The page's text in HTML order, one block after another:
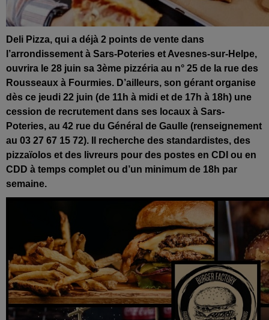
Deli Pizza, qui a déjà 2 points de vente dans
l’arrondissement à Sars-Poteries et Avesnes-sur-Helpe,
ouvrira le 28 juin sa 3ème pizzéria au n° 25 de la rue des
Rousseaux à Fourmies. D’ailleurs, son gérant organise
dès ce jeudi 22 juin (de 11h à midi et de 17h à 18h) une
cession de recrutement dans ses locaux à Sars-
Poteries, au 42 rue du Général de Gaulle (renseignement
au 03 27 67 15 72). Il recherche des standardistes, des
pizzaïolos et des livreurs pour des postes en CDI ou en
CDD à temps complet ou d’un minimum de 18h par
semaine.